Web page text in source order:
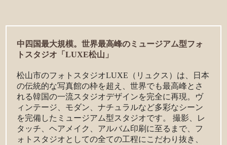
中四国最大規模。世界最高峰のミュージアム型フォ
トスタジオ「LUXE松山」
松山市のフォトスタジオLUXE（リュクス）は、日本
の伝統的な写真館の枠を超え、世界でも最高峰とさ
れる韓国の一流スタジオデザインを完全に再現。ヴ
ィンテージ、モダン、ナチュラルなど多彩なシーン
を完備したミュージアム型スタジオです。 撮影、レ
タッチ、ヘアメイク、アルバム印刷に至るまで、フ
ォトスタジオとしての全ての工程にこだわり抜き、